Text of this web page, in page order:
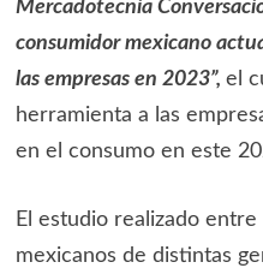
Mercadotecnia
consumidor mexicano
las empresas en 2023”, el
herramienta a las
en el consumo en este
El estudio realizado
mexicanos de distintas